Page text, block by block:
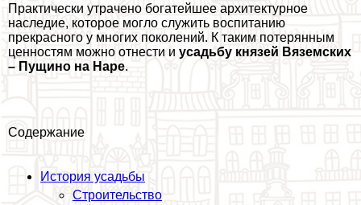
Пpaктически утрачено богатейшее архитектурное
наследие, которое могло служить воспитанию
прекрасного у многих поколений. К таким потерянным
ценностям можно отнести и усадьбу князей Вяземских
– Пущино на Наре.
Содержание
История усадьбы
Строительство